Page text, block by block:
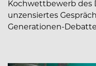
Kochwettbewerb des
unzensiertes
Generationen-